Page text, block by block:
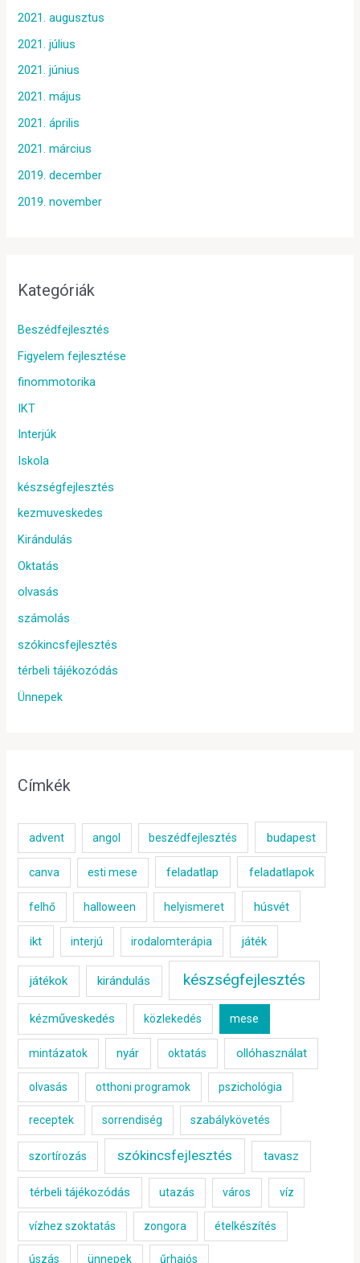
2021. augusztus
2021. július
2021. június
2021. május
2021. április
2021. március
2019. december
2019. november
Kategóriák
Beszédfejlesztés
Figyelem fejlesztése
finommotorika
IKT
Interjúk
Iskola
készségfejlesztés
kezmuveskedes
Kirándulás
Oktatás
olvasás
számolás
szókincsfejlesztés
térbeli tájékozódás
Ünnepek
Címkék
advent angol beszédfejlesztés budapest
canva esti mese feladatlap feladatlapok
felhő halloween helyismeret húsvét
ikt interjú irodalomterápia játék
játékok kirándulás készségfejlesztés
kézműveskedés közlekedés mese
mintázatok nyár oktatás ollóhasználat
olvasás otthoni programok pszichológia
receptek sorrendiség szabálykövetés
szortírozás szókincsfejlesztés tavasz
térbeli tájékozódás utazás város víz
vízhez szoktatás zongora ételkészítés
úszás ünnepek űrhajós